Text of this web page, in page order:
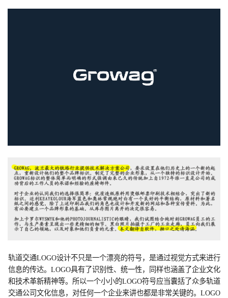
轨道交通LOGO设计不只是一个漂亮的符号，是通过视觉方式来进行
信息的传达。LOGO具有了识别性、统一性，同样也涵盖了企业文化
和技术革新精神等。所以一个小小的LOGO符号应当囊括了众多轨道
交通公司文化信息，对任何一个企业来讲也都是非常关键的。LOGO